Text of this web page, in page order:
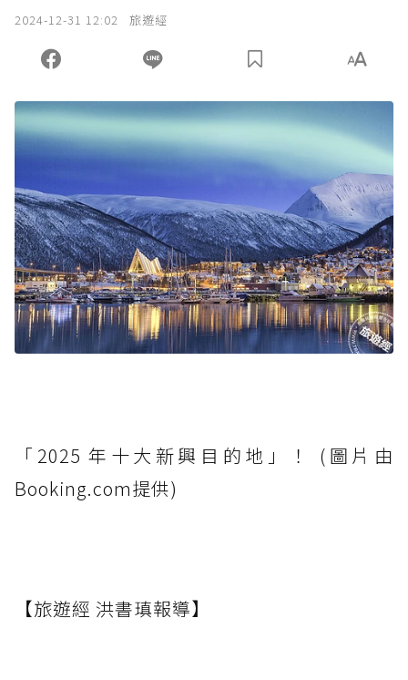
2024-12-31 12:02 旅遊經
「2025 年十大新興目的地」！ (圖片由
Booking.com提供)
【旅遊經 洪書瑱報導】